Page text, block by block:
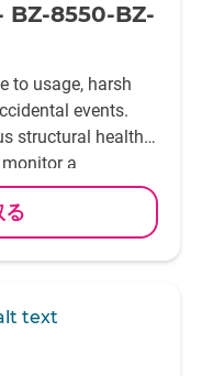
BZ-8550-BZ-
to usage, harsh
events.
structural health
a
based
integrity.
る